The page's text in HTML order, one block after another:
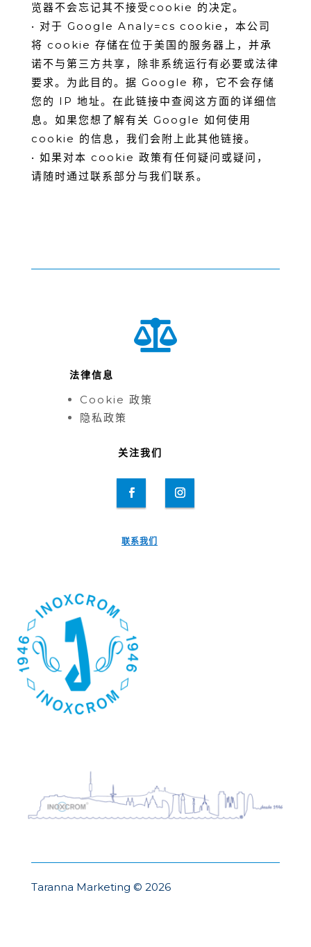
览器不会忘记其不接受cookie 的决定。
• 对于 Google Analy=cs cookie，本公司
将 cookie 存储在位于美国的服务器上，并承
诺不与第三⽅共享，除⾮系统运⾏有必要或法律
要求。为此⽬的。据 Google 称，它不会存储
您的 IP 地址。在此链接中查阅这⽅⾯的详细信
息。如果您想了解有关 Google 如何使⽤
cookie 的信息，我们会附上此其他链接。
• 如果对本 cookie 政策有任何疑问或疑问，
请随时通过联系部分与我们联系。

法律信息
Cookie 政策
隐私政策
关注我们
联系我们
Taranna Marketing © 2026